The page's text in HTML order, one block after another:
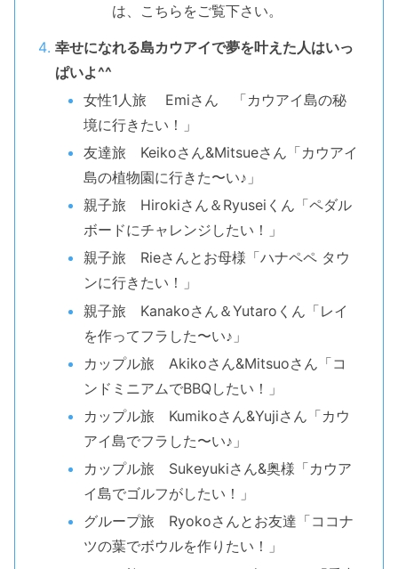
は、こちらをご覧下さい。
幸せになれる島カウアイで夢を叶えた人はいっ
ぱいよ^^
女性1人旅 Emiさん 「カウアイ島の秘
境に行きたい！」
友達旅 Keikoさん&Mitsueさん「カウアイ
島の植物園に行きた〜い♪」
親子旅 Hirokiさん＆Ryuseiくん「ペダル
ボードにチャレンジしたい！」
親子旅 Rieさんとお母様「ハナペペ タウ
ンに行きたい！」
親子旅 Kanakoさん＆Yutaroくん「レイ
を作ってフラした〜い♪」
カップル旅 Akikoさん&Mitsuoさん「コ
ンドミニアムでBBQしたい！」
カップル旅 Kumikoさん&Yujiさん「カウ
アイ島でフラした〜い♪」
カップル旅 Sukeyukiさん&奥様「カウア
イ島でゴルフがしたい！」
グループ旅 Ryokoさんとお友達「ココナ
ツの葉でボウルを作りたい！」